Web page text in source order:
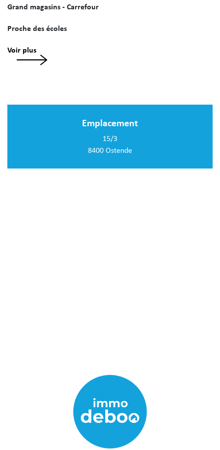
Grand magasins - Carrefour
Proche des écoles
Voir plus
Emplacement
15/3
8400 Ostende